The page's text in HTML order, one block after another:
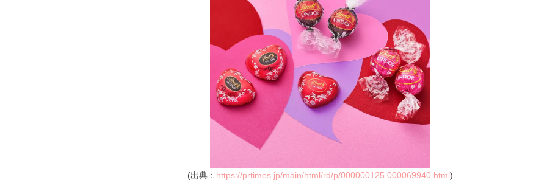
(出典： https://prtimes.jp/main/html/rd/p/000000125.000069940.html)